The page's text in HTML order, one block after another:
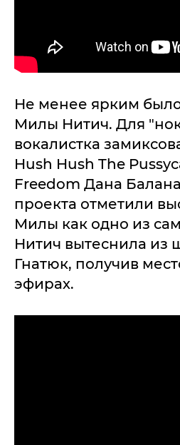
Не менее ярким
Милы Нитич. Для
вокалистка
Hush Hush The
Freedom Дана
проекта отметили
Милы как одно из
Нитич вытеснила из
Гнатюк, получив
эфирах.